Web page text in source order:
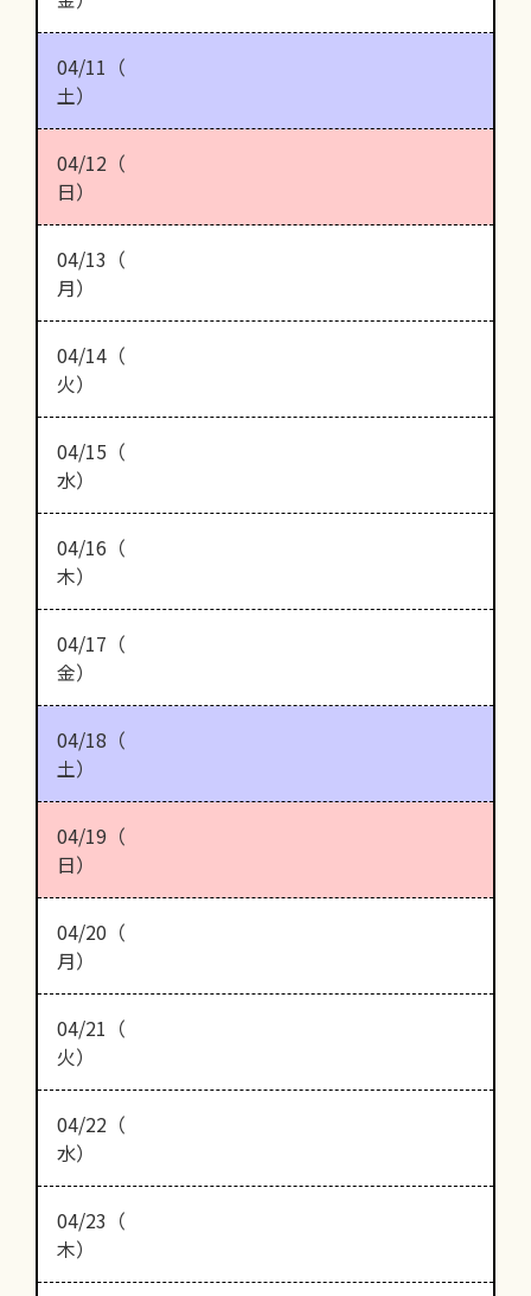
04/11（
土）
04/12（
日）
04/13（
月）
04/14（
火）
04/15（
水）
04/16（
木）
04/17（
金）
04/18（
土）
04/19（
日）
04/20（
月）
04/21（
火）
04/22（
水）
04/23（
木）